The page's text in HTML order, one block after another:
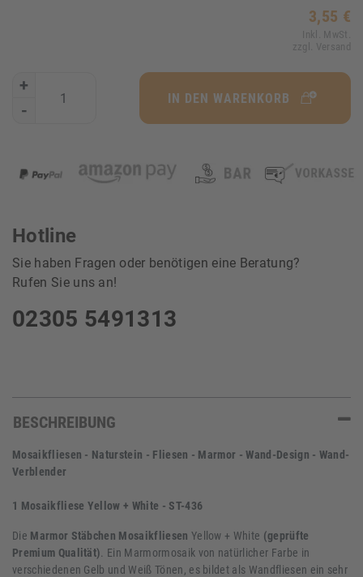
3,55 €
Inkl. MwSt.
zzgl. Versand
+
-
IN DEN WARENKORB
Hotline
Sie haben Fragen oder benötigen eine Beratung?
Rufen Sie uns an!
02305 5491313
BESCHREIBUNG
Mosaikfliesen - Naturstein - Fliesen - Marmor - Wand-Design - Wand-
Verblender
1 Mosaikfliese Yellow + White - ST-436
Die Marmor Stäbchen Mosaikfliesen Yellow + White (geprüfte
Premium Qualität) . Ein Marmormosaik von natürlicher Farbe in
verschiedenen Gelb und Weiß Tönen, es bildet als Wandfliesen ein sehr